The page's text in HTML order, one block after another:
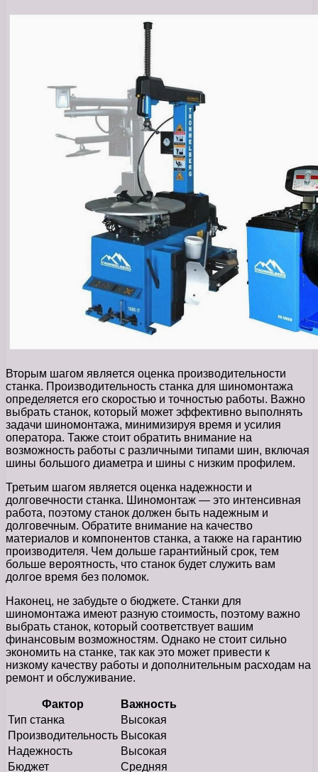
Вторым шагом является оценка производительности
станка. Производительность станка для шиномонтажа
определяется его скоростью и точностью работы. Важно
выбрать станок, который может эффективно выполнять
задачи шиномонтажа, минимизируя время и усилия
оператора. Также стоит обратить внимание на
возможность работы с различными типами шин, включая
шины большого диаметра и шины с низким профилем.
Третьим шагом является оценка надежности и
долговечности станка. Шиномонтаж — это интенсивная
работа, поэтому станок должен быть надежным и
долговечным. Обратите внимание на качество
материалов и компонентов станка, а также на гарантию
производителя. Чем дольше гарантийный срок, тем
больше вероятность, что станок будет служить вам
долгое время без поломок.
Наконец, не забудьте о бюджете. Станки для
шиномонтажа имеют разную стоимость, поэтому важно
выбрать станок, который соответствует вашим
финансовым возможностям. Однако не стоит сильно
экономить на станке, так как это может привести к
низкому качеству работы и дополнительным расходам на
ремонт и обслуживание.
Фактор
Важность
Тип станка
Высокая
Производительность Высокая
Надежность
Высокая
Бюджет
Средняя